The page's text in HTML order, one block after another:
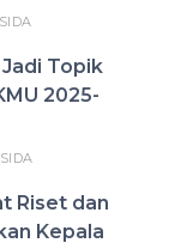
Topik
2025-
Riset dan
Kepala